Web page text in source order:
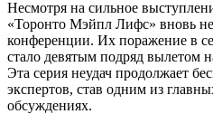
Несмотря на сильное
«Торонто Мэйпл Лифс» вновь
конференции. Их поражение в
стало девятым подряд вылетом
Эта серия неудач продолжает
экспертов, став одним из
обсуждениях.